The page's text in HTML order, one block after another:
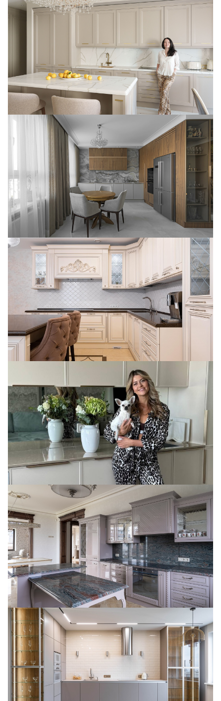
Кухня из шпона ореха в ЖК Левада
Кремовая кухня Montichelli с островом
Кухня для Ольги Глеб
Глянцевая кухня Ланже П-образной
планировки с островом.
Кухня без верхних шкафов в современном
стиле